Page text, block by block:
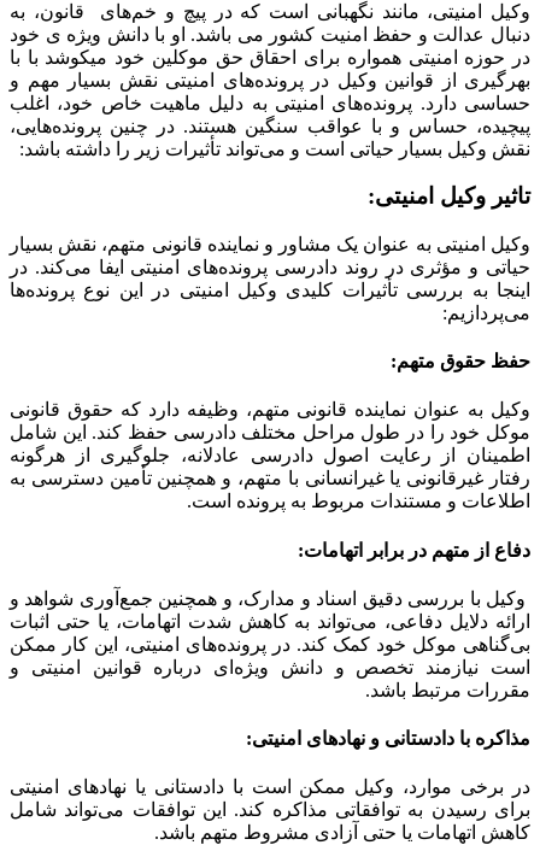
وکیل امنیتی، مانند نگهبانی است که در پیچ و خم‌های قانون، به
دنبال عدالت و حفظ امنیت کشور می باشد. او با دانش ویژه ی خود
در حوزه امنیتی همواره برای احقاق حق موکلین خود میکوشد با با
بهرگیری از قوانین وکیل در پرونده‌های امنیتی نقش بسیار مهم و
حساسی دارد. پرونده‌های امنیتی به دلیل ماهیت خاص خود، اغلب
پیچیده، حساس و با عواقب سنگین هستند. در چنین پرونده‌هایی،
نقش وکیل بسیار حیاتی است و می‌تواند تأثیرات زیر را داشته باشد:
تاثیر وکیل امنیتی:
وکیل امنیتی به عنوان یک مشاور و نماینده قانونی متهم، نقش بسیار
حیاتی و مؤثری در روند دادرسی پرونده‌های امنیتی ایفا می‌کند. در
اینجا به بررسی تأثیرات کلیدی وکیل امنیتی در این نوع پرونده‌ها
می‌پردازیم:
حفظ حقوق متهم:
وکیل به عنوان نماینده قانونی متهم، وظیفه دارد که حقوق قانونی
موکل خود را در طول مراحل مختلف دادرسی حفظ کند. این شامل
اطمینان از رعایت اصول دادرسی عادلانه، جلوگیری از هرگونه
رفتار غیرقانونی یا غیرانسانی با متهم، و همچنین تأمین دسترسی به
اطلاعات و مستندات مربوط به پرونده است.
دفاع از متهم در برابر اتهامات:
وکیل با بررسی دقیق اسناد و مدارک، و همچنین جمع‌آوری شواهد و
ارائه دلایل دفاعی، می‌تواند به کاهش شدت اتهامات، یا حتی اثبات
بی‌گناهی موکل خود کمک کند. در پرونده‌های امنیتی، این کار ممکن
است نیازمند تخصص و دانش ویژه‌ای درباره قوانین امنیتی و
مقررات مرتبط باشد.
مذاکره با دادستانی و نهادهای امنیتی:
در برخی موارد، وکیل ممکن است با دادستانی یا نهادهای امنیتی
برای رسیدن به توافقاتی مذاکره کند. این توافقات می‌تواند شامل
کاهش اتهامات یا حتی آزادی مشروط متهم باشد.